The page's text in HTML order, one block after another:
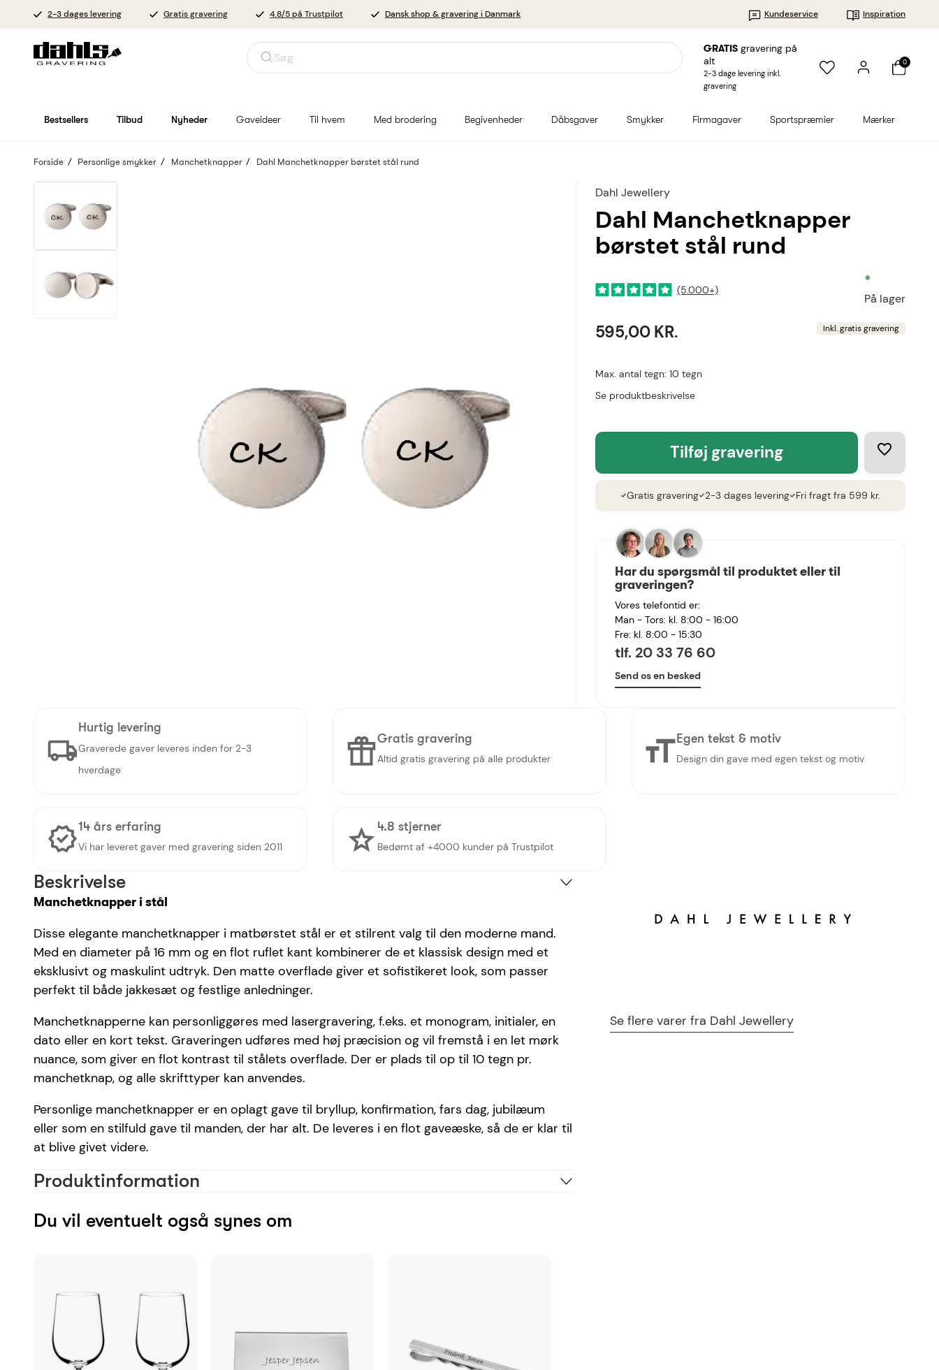
2-3 dages levering Gratis gravering 4.8/5 på Trustpilot Dansk shop & gravering i Danmark Inspiration
Kundeservice
Søg
GRATISgravering på
alt
2-3 dage levering inkl.
gravering
0
Bestsellers Tilbud Nyheder Gaveideer Til hvem Med brodering Begivenheder Dåbsgaver Smykker Firmagaver Sportspræmier Mærker
Forside Personlige smykker Manchetknapper Dahl Manchetknapper børstet stål rund
Dahl Jewellery
Dahl Manchetknapper
børstet stål rund
(5.000+)
•
På lager
595,00 KR. Inkl. gratis gravering
Max. antal tegn: 10 tegn
Se produktbeskrivelse
tilføj gravering
checkGratis graveringcheck2-3 dages leveringcheckFri fragt fra 599 kr.
Har du spørgsmål til produktet eller til
graveringen?
Vores telefontid er:
Man - Tors: kl. 8:00 - 16:00
Fre: kl. 8:00 - 15:30
tlf. 20 33 76 60
Send os en besked
Hurtig levering
Graverede gaver leveres inden for 2-3
hverdage
Gratis gravering
Altid gratis gravering på alle produkter
Egen tekst & motiv
Design din gave med egen tekst og motiv
14 års erfaring
Vi har leveret gaver med gravering siden 2011
4.8 stjerner
Bedømt af +4000 kunder på Trustpilot
Beskrivelse
Manchetknapper i stål
Disse elegante manchetknapper i matbørstet stål er et stilrent valg til den moderne mand.
Med en diameter på 16 mm og en flot ruflet kant kombinerer de et klassisk design med et
eksklusivt og maskulint udtryk. Den matte overflade giver et sofistikeret look, som passer
perfekt til både jakkesæt og festlige anledninger.
Manchetknapperne kan personliggøres med lasergravering, f.eks. et monogram, initialer, en
dato eller en kort tekst. Graveringen udføres med høj præcision og vil fremstå i en let mørk
nuance, som giver en flot kontrast til stålets overflade. Der er plads til op til 10 tegn pr.
manchetknap, og alle skrifttyper kan anvendes.
Personlige manchetknapper er en oplagt gave til bryllup, konfirmation, fars dag, jubilæum
eller som en stilfuld gave til manden, der har alt. De leveres i en flot gaveæske, så de er klar til
at blive givet videre.
Produktinformation
Farve
Reference
EAN
Se flere varer fra Dahl Jewellery
Du vil eventuelt også synes om